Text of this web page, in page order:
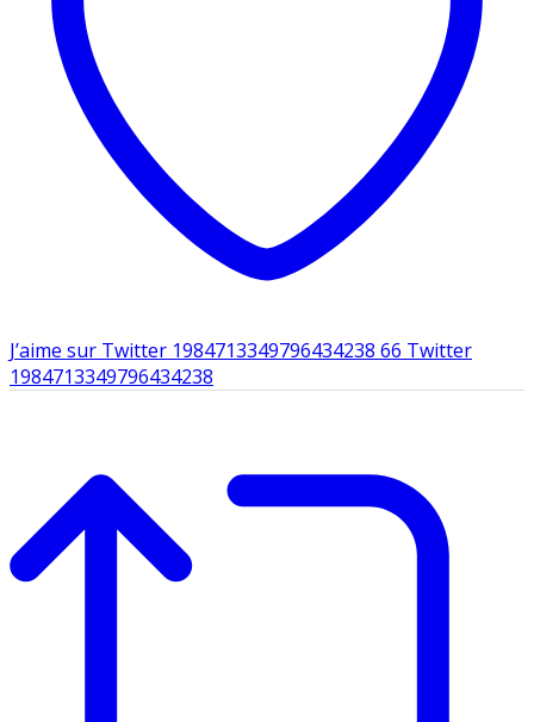
J’aime sur Twitter 1984713349796434238 66 Twitter
1984713349796434238